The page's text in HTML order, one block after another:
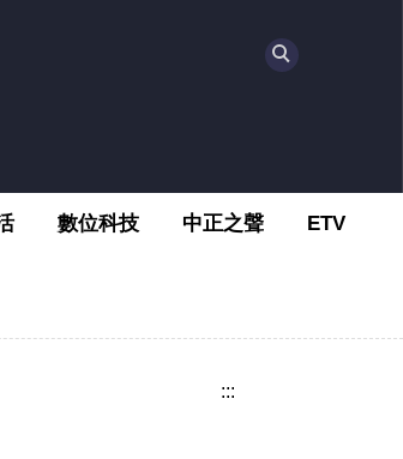
數位科技 中正之聲 ETV
:::